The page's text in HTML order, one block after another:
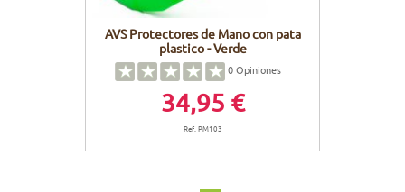
AVS Protectores de Mano con pata
plastico - Verde
0Opiniones
34,95 €
Ref. PM103